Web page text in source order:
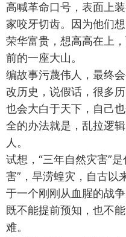
高喊革命口号，表面上
家咬牙切齿。因为他们
荣华富贵，想高高在上
前的一座大山。
编故事污蔑伟人，最终
改历史，说假话，很多
也会大白于天下，自己
全的办法就是，乱拉逻
人。
试想，“三年自然灾害”
害”，旱涝蝗灾，自古以
于一个刚刚从血腥的战
既不能提前预知，也不
难。